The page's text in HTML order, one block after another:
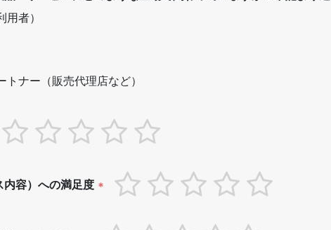
者）
トナー（販売代理店など）
内容）への満足度 *